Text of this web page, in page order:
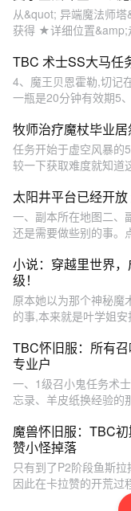
从&quot; 异端魔法师
获得 ★详细位置&amp;
TBC 术士SS大马任
4、魔王贝恩霍勒,切记
一瓶是20分钟有效期5
牧师治疗魔杖毕业
任务开始于虚空风暴的
较一下获取难度就知道
太阳井平台已经开
一、副本所在地图二、
还是需要做些别的事。
小说：穿越里世界
级！
原本她以为那个神秘魔
的事,本来就是叶学姐
​TBC怀旧服：所有
专业户
一、1级召小鬼任务术
忘录、羊皮纸换经验的
魔兽怀旧服：TBC
赞小怪掉落
只有到了P2阶段鱼斯
因此在卡拉赞的开荒过